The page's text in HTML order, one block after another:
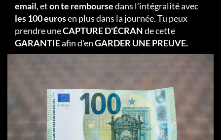
email, eton te remboursedans l'intégralité avec
les 100 eurosen plus dans la journée. Tu peux
prendre uneCAPTURE D'ÉCRANde cette
GARANTIEafin d'enGARDER UNE PREUVE.